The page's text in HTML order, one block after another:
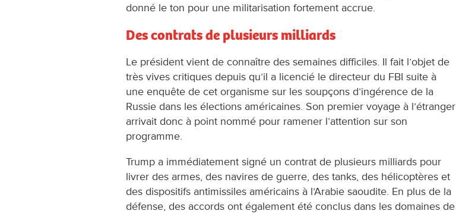
donné le ton pour une militarisation fortement accrue.
Des contrats de plusieurs milliards
Le président vient de connaître des semaines difficiles. Il fait l’objet de
très vives critiques depuis qu’il a licencié le directeur du FBI suite à
une enquête de cet organisme sur les soupçons d’ingérence de la
Russie dans les élections américaines. Son premier voyage à l’étranger
arrivait donc à point nommé pour ramener l’attention sur son
programme.
Trump a immédiatement signé un contrat de plusieurs milliards pour
livrer des armes, des navires de guerre, des tanks, des hélicoptères et
des dispositifs antimissiles américains à l’Arabie saoudite. En plus de la
défense, des accords ont également été conclus dans les domaines de